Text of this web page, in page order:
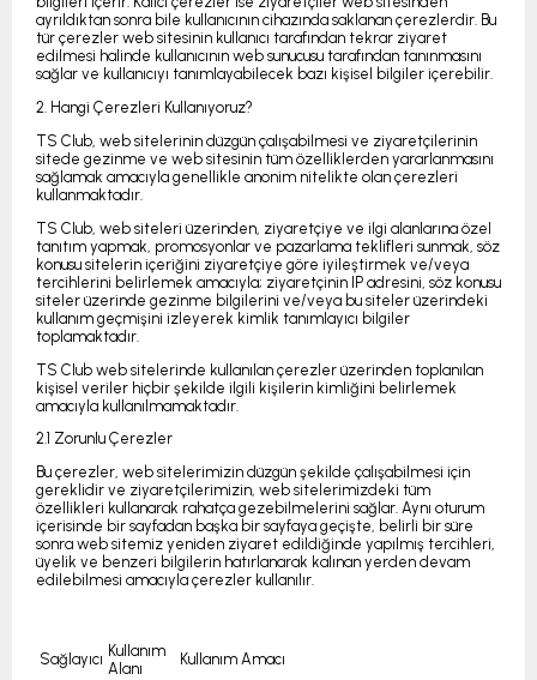
ayrıldıktan sonra bile kullanıcının cihazında saklanan çerezlerdir. Bu
tür çerezler web sitesinin kullanıcı tarafından tekrar ziyaret
edilmesi halinde kullanıcının web sunucusu tarafından tanınmasını
sağlar ve kullanıcıyı tanımlayabilecek bazı kişisel bilgiler içerebilir.
2. Hangi Çerezleri Kullanıyoruz?
TS Club, web sitelerinin düzgün çalışabilmesi ve ziyaretçilerinin
sitede gezinme ve web sitesinin tüm özelliklerden yararlanmasını
sağlamak amacıyla genellikle anonim nitelikte olan çerezleri
kullanmaktadır.
TS Club, web siteleri üzerinden, ziyaretçiye ve ilgi alanlarına özel
tanıtım yapmak, promosyonlar ve pazarlama teklifleri sunmak, söz
konusu sitelerin içeriğini ziyaretçiye göre iyileştirmek ve/veya
tercihlerini belirlemek amacıyla; ziyaretçinin IP adresini, söz konusu
siteler üzerinde gezinme bilgilerini ve/veya bu siteler üzerindeki
kullanım geçmişini izleyerek kimlik tanımlayıcı bilgiler
toplamaktadır.
TS Club web sitelerinde kullanılan çerezler üzerinden toplanılan
kişisel veriler hiçbir şekilde ilgili kişilerin kimliğini belirlemek
amacıyla kullanılmamaktadır.
2.1 Zorunlu Çerezler
Bu çerezler, web sitelerimizin düzgün şekilde çalışabilmesi için
gereklidir ve ziyaretçilerimizin, web sitelerimizdeki tüm
özellikleri kullanarak rahatça gezebilmelerini sağlar. Aynı oturum
içerisinde bir sayfadan başka bir sayfaya geçişte, belirli bir süre
sonra web sitemiz yeniden ziyaret edildiğinde yapılmış tercihleri,
üyelik ve benzeri bilgilerin hatırlanarak kalınan yerden devam
edilebilmesi amacıyla çerezler kullanılır.
Sağlayıcı Kullanım
Alanı
Kullanım Amacı